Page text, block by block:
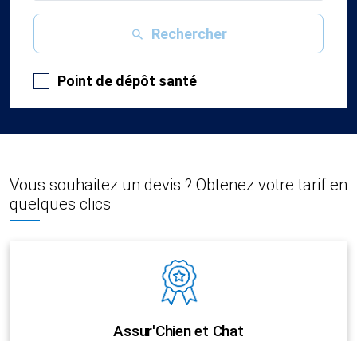
Rechercher
Point de dépôt santé
Vous souhaitez un devis ? Obtenez votre tarif en
quelques clics
Assur'Chien et Chat